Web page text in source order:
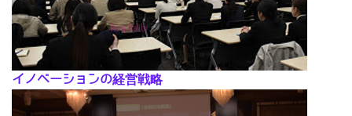
イノベーションの経営戦略